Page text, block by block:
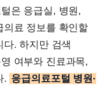
은 응급실, 병원,
의료 정보를 확인할
. 하지만 검색
여부와 진료과목,
. 응급의료포털 병원·